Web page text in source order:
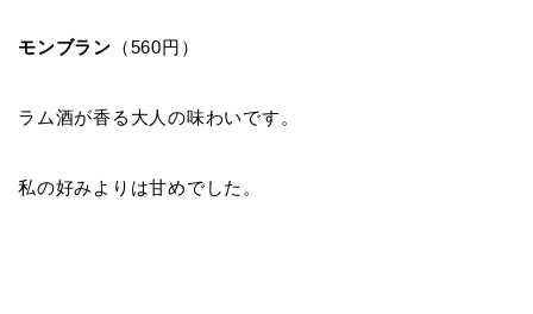
モンブラン （560円）
ラム酒が香る大人の味わいです。
私の好みよりは甘めでした。